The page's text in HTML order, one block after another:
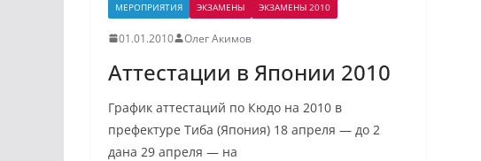
МЕРОПРИЯТИЯ ЭКЗАМЕНЫ ЭКЗАМЕНЫ 2010
01.01.2010 Олег Акимов
Аттестации в Японии 2010
График аттестаций по Кюдо на 2010 в
префектуре Тиба (Япония) 18 апреля — до 2
дана 29 апреля — на